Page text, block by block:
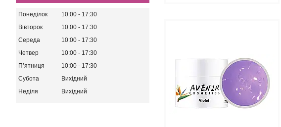
Понеділок 10:00
17:30
Вівторок
10:00
17:30
Середа
10:00
17:30
Четвер
10:00
17:30
Пʼятниця
10:00
17:30
Субота
Вихідний
Неділя
Вихідний